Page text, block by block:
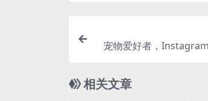
宠物爱好者，
相关文章